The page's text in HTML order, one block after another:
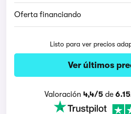
Oferta financiando
Listo para ver precios
Ver últimos
Valoración 4,4/5de